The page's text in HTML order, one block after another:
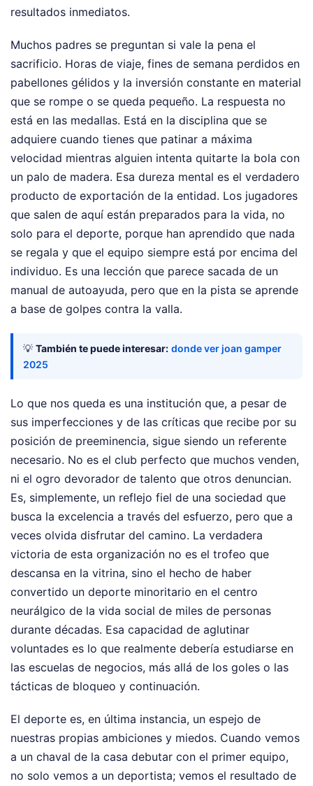
resultados inmediatos.
Muchos padres se preguntan si vale la pena el
sacrificio. Horas de viaje, fines de semana perdidos en
pabellones gélidos y la inversión constante en material
que se rompe o se queda pequeño. La respuesta no
está en las medallas. Está en la disciplina que se
adquiere cuando tienes que patinar a máxima
velocidad mientras alguien intenta quitarte la bola con
un palo de madera. Esa dureza mental es el verdadero
producto de exportación de la entidad. Los jugadores
que salen de aquí están preparados para la vida, no
solo para el deporte, porque han aprendido que nada
se regala y que el equipo siempre está por encima del
individuo. Es una lección que parece sacada de un
manual de autoayuda, pero que en la pista se aprende
a base de golpes contra la valla.
💡 También te puede interesar: donde ver joan gamper
2025
Lo que nos queda es una institución que, a pesar de
sus imperfecciones y de las críticas que recibe por su
posición de preeminencia, sigue siendo un referente
necesario. No es el club perfecto que muchos venden,
ni el ogro devorador de talento que otros denuncian.
Es, simplemente, un reflejo fiel de una sociedad que
busca la excelencia a través del esfuerzo, pero que a
veces olvida disfrutar del camino. La verdadera
victoria de esta organización no es el trofeo que
descansa en la vitrina, sino el hecho de haber
convertido un deporte minoritario en el centro
neurálgico de la vida social de miles de personas
durante décadas. Esa capacidad de aglutinar
voluntades es lo que realmente debería estudiarse en
las escuelas de negocios, más allá de los goles o las
tácticas de bloqueo y continuación.
El deporte es, en última instancia, un espejo de
nuestras propias ambiciones y miedos. Cuando vemos
a un chaval de la casa debutar con el primer equipo,
no solo vemos a un deportista; vemos el resultado de